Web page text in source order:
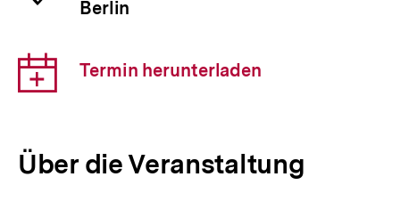
Veranstaltung
Berlin
Download-
Link:
Termin herunterladen
Über die Veranstaltung